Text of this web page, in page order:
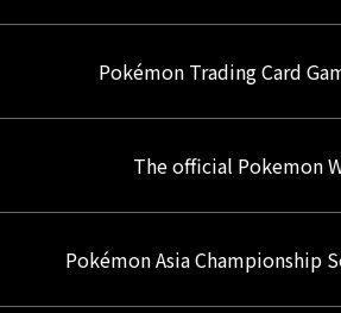
Pokémon Trading Card
The official Pokemon
Pokémon Asia Championship